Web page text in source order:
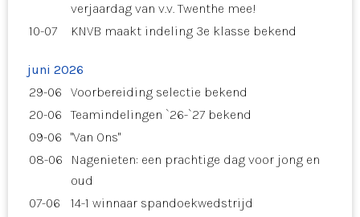
verjaardag van v.v. Twenthe mee!
10-07
KNVB maakt indeling 3e klasse bekend
juni 2026
29-06
Voorbereiding selectie bekend
20-06
Teamindelingen `26-`27 bekend
09-06
"Van Ons"
08-06
Nagenieten: een prachtige dag voor jong en
oud
07-06
14-1 winnaar spandoekwedstrijd